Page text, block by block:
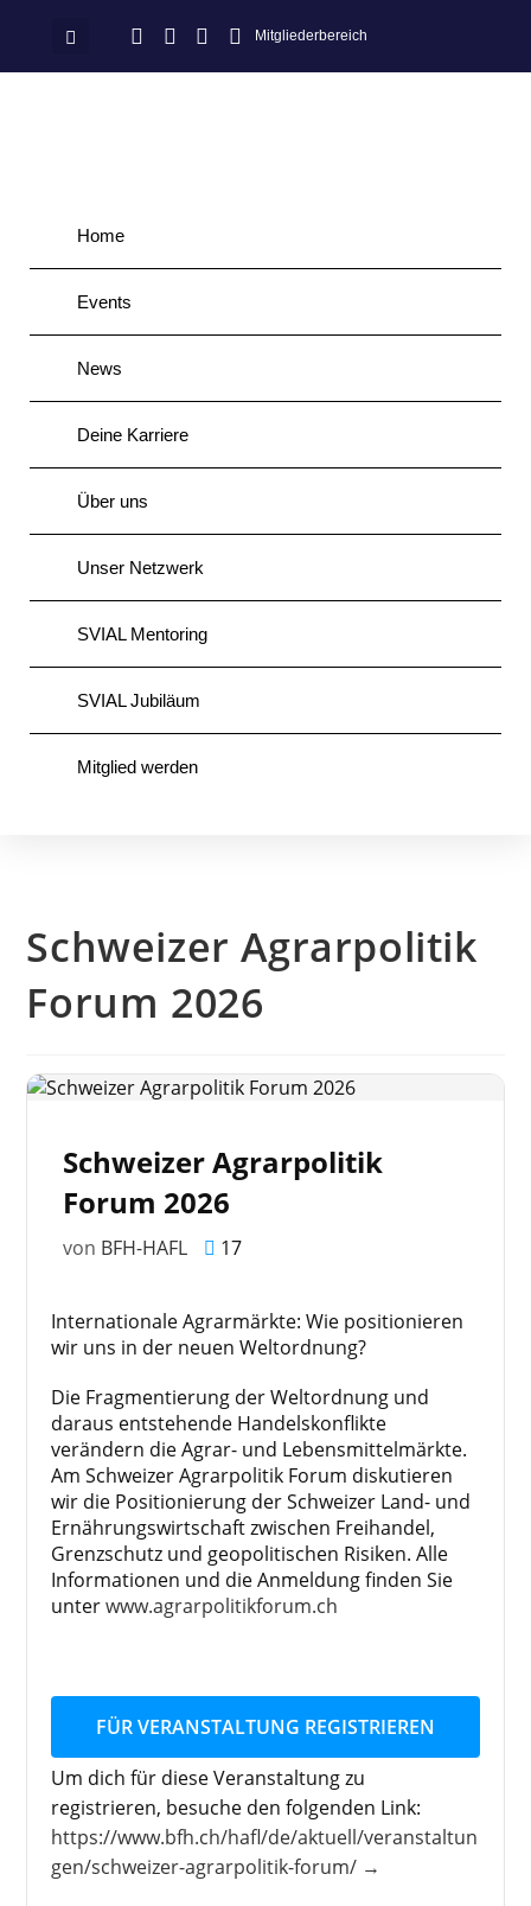
Mitgliederbereich
Home
Events
News
Deine Karriere
Über uns
Unser Netzwerk
SVIAL Mentoring
SVIAL Jubiläum
Mitglied werden
Schweizer Agrarpolitik
Forum 2026
Schweizer Agrarpolitik
Forum 2026
von BFH-HAFL 17
Internationale Agrarmärkte: Wie positionieren
wir uns in der neuen Weltordnung?
Die Fragmentierung der Weltordnung und
daraus entstehende Handelskonflikte
verändern die Agrar- und Lebensmittelmärkte.
Am Schweizer Agrarpolitik Forum diskutieren
wir die Positionierung der Schweizer Land- und
Ernährungswirtschaft zwischen Freihandel,
Grenzschutz und geopolitischen Risiken. Alle
Informationen und die Anmeldung finden Sie
unterwww.agrarpolitikforum.ch
FÜR VERANSTALTUNG REGISTRIEREN
Um dich für diese Veranstaltung zu
registrieren, besuche den folgenden Link:
https://www.bfh.ch/hafl/de/aktuell/veranstaltun
gen/schweizer-agrarpolitik-forum/ →